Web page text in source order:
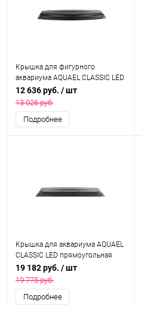
Крышка для фигурного
аквариума AQUAEL CLASSIC LED
80х350 мм (модуль RETRO FIT
Sunny 16 Вт - 1 шт.)
12 636 руб. / шт
13 026 руб.
Подробнее
Крышка для аквариума AQUAEL
CLASSIC LED прямоугольная
1200х400 мм, со светодиодным
модулем LEDDY TUBE RETRO FIT
Sunny 18 Вт (2 шт.)
19 182 руб. / шт
19 775 руб.
Подробнее